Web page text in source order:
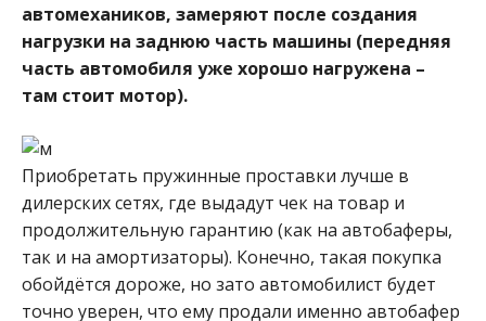
автомехаников, замеряют после создания
нагрузки на заднюю часть машины (передняя
часть автомобиля уже хорошо нагружена –
там стоит мотор).
Приобретать пружинные проставки лучше в
дилерских сетях, где выдадут чек на товар и
продолжительную гарантию (как на автобаферы,
так и на амортизаторы). Конечно, такая покупка
обойдётся дороже, но зато автомобилист будет
точно уверен, что ему продали именно автобафер